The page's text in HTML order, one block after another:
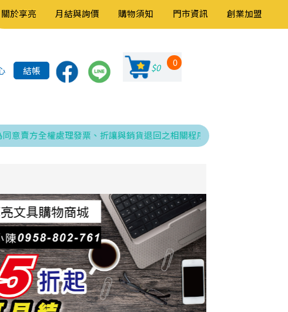
關於享亮 月結與詢價 購物須知 門市資訊 創業加盟
結帳 $0 0
權處理發票、折讓與銷貨退回之相關程序，特此告知！